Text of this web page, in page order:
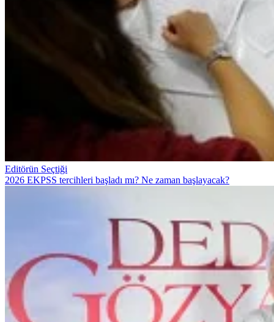
Editörün Seçtiği
2026 EKPSS tercihleri başladı mı? Ne zaman başlayacak?